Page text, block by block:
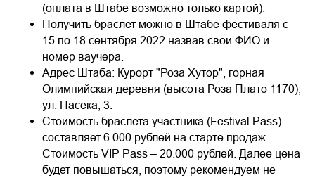
(оплата в Штабе возможно только картой).
Получить браслет можно в Штабе фестиваля с
15 по 18 сентября 2022 назвав свои ФИО и
номер ваучера.
Адрес Штаба: Курорт "Роза Хутор", горная
Олимпийская деревня (высота Роза Плато 1170),
ул. Пасека, 3.
Стоимость браслета участника (Festival Pass)
составляет 6.000 рублей на старте продаж.
Стоимость VIP Pass – 20.000 рублей. Далее цена
будет повышаться, поэтому рекомендуем не